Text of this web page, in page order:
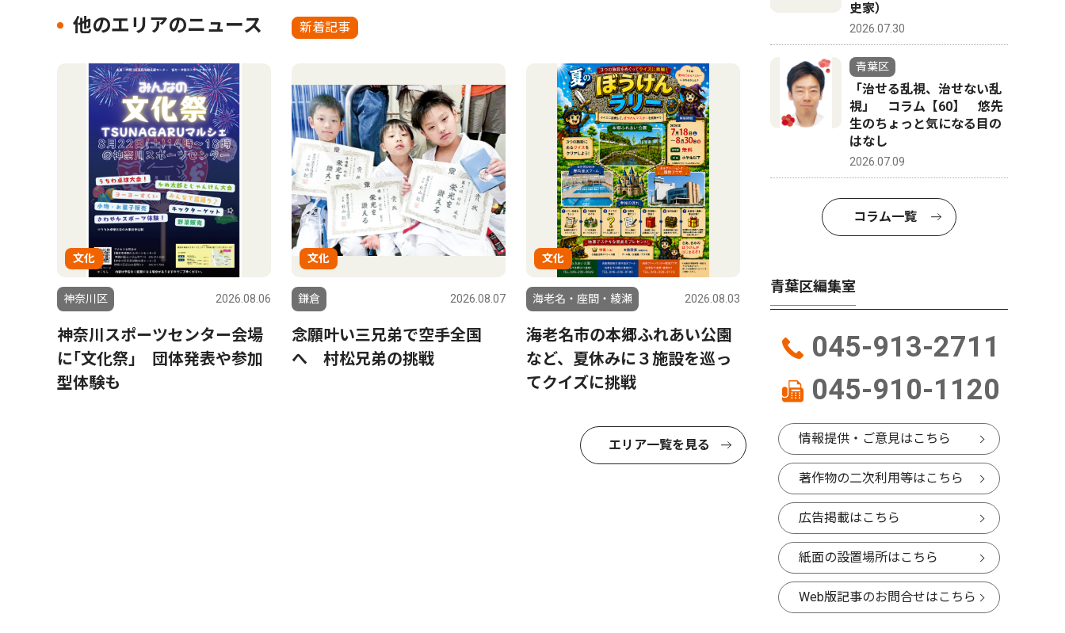
他のエリアのニュース 新着記事
文化
神奈川区 2026.08.06
神奈川スポーツセンター会場
に｢文化祭｣ 団体発表や参加
型体験も
文化
鎌倉 2026.08.07
念願叶い三兄弟で空手全国
へ 村松兄弟の挑戦
文化
海老名・座間・綾瀬 2026.08.03
海老名市の本郷ふれあい公園
など、夏休みに３施設を巡っ
てクイズに挑戦
エリア一覧を見る
史家）
2026.07.30
青葉区
「治せる乱視、治せない乱
視」 コラム【60】 悠先
生のちょっと気になる目の
はなし
2026.07.09
コラム一覧
青葉区編集室
045-913-2711
045-910-1120
情報提供・ご意見はこちら
著作物の二次利用等はこちら
広告掲載はこちら
紙面の設置場所はこちら
Web版記事のお問合せはこちら